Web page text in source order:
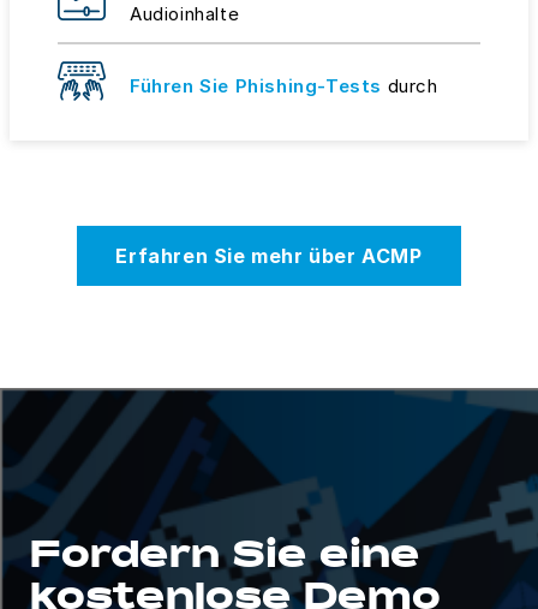
Audioinhalte
Führen Sie Phishing-Tests durch
Erfahren Sie mehr über ACMP
Fordern Sie eine
kostenlose Demo